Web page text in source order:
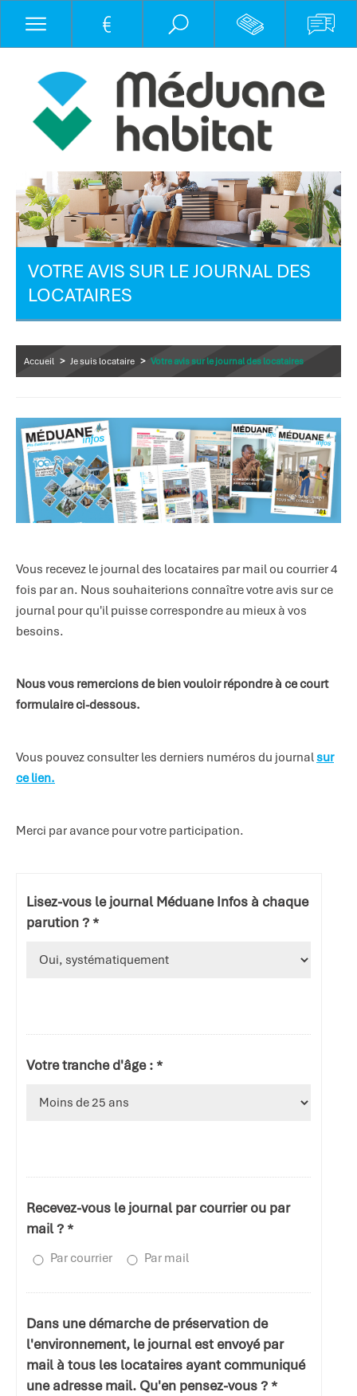
VOTRE AVIS SUR LE JOURNAL DES
LOCATAIRES
Accueil > Je suis locataire > Votre avis sur le journal des locataires
Vous recevez le journal des locataires par mail ou courrier 4
fois par an. Nous souhaiterions connaître votre avis sur ce
journal pour qu'il puisse correspondre au mieux à vos
besoins.
Nous vous remercions de bien vouloir répondre à ce court
formulaire ci-dessous.
Vous pouvez consulter les derniers numéros du journalsur
ce lien.
Merci par avance pour votre participation.
Lisez-vous le journal Méduane Infos à chaque
parution ? *
Votre tranche d'âge : *
Recevez-vous le journal par courrier ou par
mail ? *
Par courrier Par mail
Dans une démarche de préservation de
l'environnement, le journal est envoyé par
mail à tous les locataires ayant communiqué
une adresse mail. Qu'en pensez-vous ? *